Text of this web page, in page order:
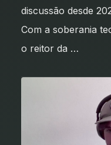
discussão desde
Com a soberania
o reitor da …